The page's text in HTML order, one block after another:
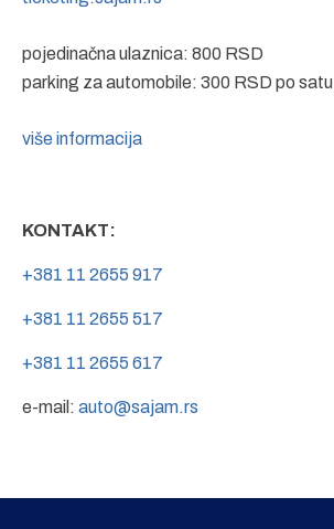
pojedinačna ulaznica: 800 RSD
parking za automobile: 300 RSD po satu
više informacija
KONTAKT:
+381 11 2655 917
+381 11 2655 517
+381 11 2655 617
e-mail: auto@sajam.rs